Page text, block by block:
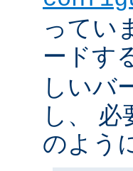
ってい
ードす
しいバ
し、
のよう